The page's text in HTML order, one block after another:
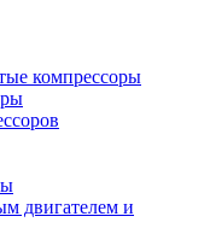
компрессоры
двигателем и